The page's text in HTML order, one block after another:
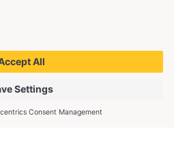
Energy Oy. Kaikki oikeudet